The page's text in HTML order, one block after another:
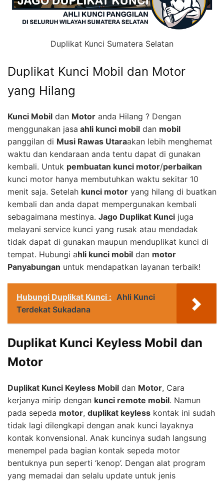
Duplikat Kunci Sumatera Selatan
Duplikat Kunci Mobil dan Motor
yang Hilang
Kunci Mobil dan Motor anda Hilang ? Dengan
menggunakan jasa ahli kunci mobil dan mobil
panggilan di Musi Rawas Utaraakan lebih menghemat
waktu dan kendaraan anda tentu dapat di gunakan
kembali. Untuk pembuatan kunci motor/perbaikan
kunci motor hanya membutuhkan waktu sekitar 10
menit saja. Setelah kunci motor yang hilang di buatkan
kembali dan anda dapat mempergunakan kembali
sebagaimana mestinya. Jago Duplikat Kunci juga
melayani service kunci yang rusak atau mendadak
tidak dapat di gunakan maupun menduplikat kunci di
tempat. Hubungi ahli kunci mobil dan motor
Panyabungan untuk mendapatkan layanan terbaik!
Hubungi Duplikat Kunci : Ahli Kunci
Terdekat Sukadana
Duplikat Kunci Keyless Mobil dan
Motor
Duplikat Kunci Keyless Mobil dan Motor, Cara
kerjanya mirip dengan kunci remote mobil. Namun
pada sepeda motor, duplikat keyless kontak ini sudah
tidak lagi dilengkapi dengan anak kunci layaknya
kontak konvensional. Anak kuncinya sudah langsung
menempel pada bagian kontak sepeda motor
bentuknya pun seperti ‘kenop’. Dengan alat program
yang memadai dan selalu update untuk jenis